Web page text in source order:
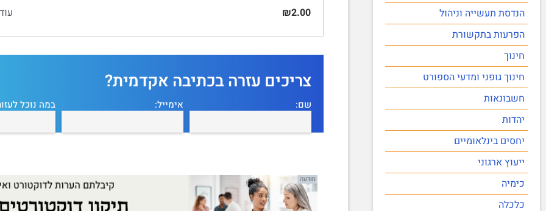
הנדסת תעשייה וניהול
הפרעות בתקשורת
חינוך
חינוך גופני ומדעי הספורט
חשבונאות
יהדות
יחסים בינלאומיים
ייעוץ ארגוני
כימיה
כלכלה
₪2.00
צריכים עזרה בכתיבה אקדמית?
שם: אימייל: במה נוכל